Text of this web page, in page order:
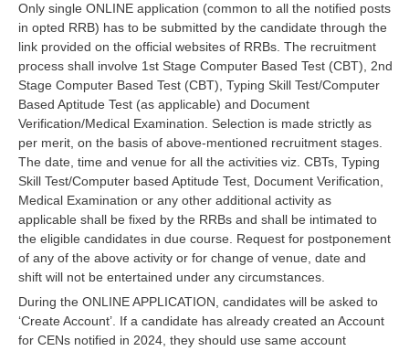
Only single ONLINE application (common to all the notified posts
in opted RRB) has to be submitted by the candidate through the
link provided on the official websites of RRBs. The recruitment
process shall involve 1st Stage Computer Based Test (CBT), 2nd
Stage Computer Based Test (CBT), Typing Skill Test/Computer
Based Aptitude Test (as applicable) and Document
Verification/Medical Examination. Selection is made strictly as
per merit, on the basis of above-mentioned recruitment stages.
The date, time and venue for all the activities viz. CBTs, Typing
Skill Test/Computer based Aptitude Test, Document Verification,
Medical Examination or any other additional activity as
applicable shall be fixed by the RRBs and shall be intimated to
the eligible candidates in due course. Request for postponement
of any of the above activity or for change of venue, date and
shift will not be entertained under any circumstances.
During the ONLINE APPLICATION, candidates will be asked to
‘Create Account’. If a candidate has already created an Account
for CENs notified in 2024, they should use same account